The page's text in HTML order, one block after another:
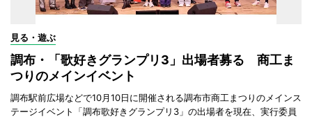
見る・遊ぶ
調布・「歌好きグランプリ3」出場者募る 商工ま
つりのメインイベント
調布駅前広場などで10月10日に開催される調布市商工まつりのメインス
テージイベント「調布歌好きグランプリ3」の出場者を現在、実行委員